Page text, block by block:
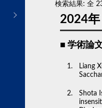
検索結果: 全
2024年
学術論
Liang
Shota